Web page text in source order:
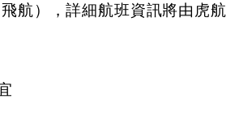
航），詳細航班資訊將由虎航